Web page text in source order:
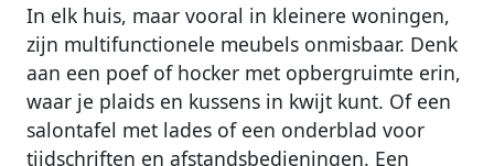
In elk huis, maar vooral in kleinere woningen,
zijn multifunctionele meubels onmisbaar. Denk
aan een poef of hocker met opbergruimte erin,
waar je plaids en kussens in kwijt kunt. Of een
salontafel met lades of een onderblad voor
tijdschriften en afstandsbedieningen. Een